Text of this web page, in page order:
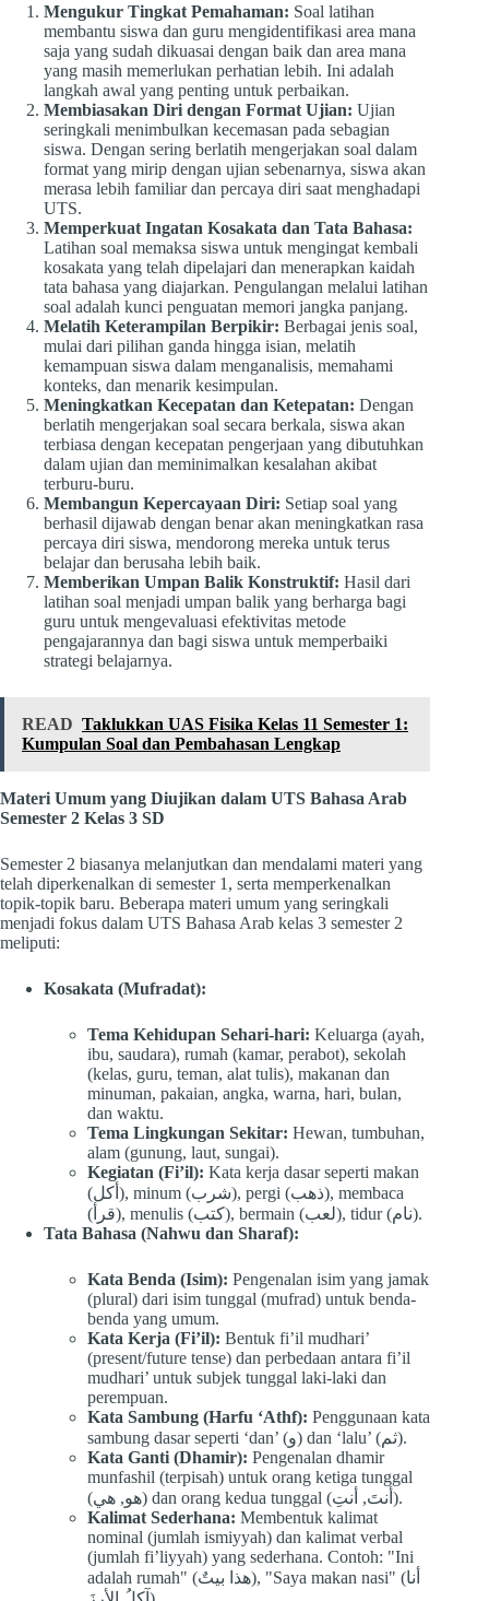
Mengukur Tingkat Pemahaman: Soal latihan
membantu siswa dan guru mengidentifikasi area mana
saja yang sudah dikuasai dengan baik dan area mana
yang masih memerlukan perhatian lebih. Ini adalah
langkah awal yang penting untuk perbaikan.
Membiasakan Diri dengan Format Ujian: Ujian
seringkali menimbulkan kecemasan pada sebagian
siswa. Dengan sering berlatih mengerjakan soal dalam
format yang mirip dengan ujian sebenarnya, siswa akan
merasa lebih familiar dan percaya diri saat menghadapi
UTS.
Memperkuat Ingatan Kosakata dan Tata Bahasa:
Latihan soal memaksa siswa untuk mengingat kembali
kosakata yang telah dipelajari dan menerapkan kaidah
tata bahasa yang diajarkan. Pengulangan melalui latihan
soal adalah kunci penguatan memori jangka panjang.
Melatih Keterampilan Berpikir: Berbagai jenis soal,
mulai dari pilihan ganda hingga isian, melatih
kemampuan siswa dalam menganalisis, memahami
konteks, dan menarik kesimpulan.
Meningkatkan Kecepatan dan Ketepatan: Dengan
berlatih mengerjakan soal secara berkala, siswa akan
terbiasa dengan kecepatan pengerjaan yang dibutuhkan
dalam ujian dan meminimalkan kesalahan akibat
terburu-buru.
Membangun Kepercayaan Diri: Setiap soal yang
berhasil dijawab dengan benar akan meningkatkan rasa
percaya diri siswa, mendorong mereka untuk terus
belajar dan berusaha lebih baik.
Memberikan Umpan Balik Konstruktif: Hasil dari
latihan soal menjadi umpan balik yang berharga bagi
guru untuk mengevaluasi efektivitas metode
pengajarannya dan bagi siswa untuk memperbaiki
strategi belajarnya.
READ Taklukkan UAS Fisika Kelas 11 Semester 1:
Kumpulan Soal dan Pembahasan Lengkap
Materi Umum yang Diujikan dalam UTS Bahasa Arab
Semester 2 Kelas 3 SD
Semester 2 biasanya melanjutkan dan mendalami materi yang
telah diperkenalkan di semester 1, serta memperkenalkan
topik-topik baru. Beberapa materi umum yang seringkali
menjadi fokus dalam UTS Bahasa Arab kelas 3 semester 2
meliputi:
Kosakata (Mufradat):
Tema Kehidupan Sehari-hari: Keluarga (ayah,
ibu, saudara), rumah (kamar, perabot), sekolah
(kelas, guru, teman, alat tulis), makanan dan
minuman, pakaian, angka, warna, hari, bulan,
dan waktu.
Tema Lingkungan Sekitar: Hewan, tumbuhan,
alam (gunung, laut, sungai).
Kegiatan (Fi’il): Kata kerja dasar seperti makan
(أكل), minum (شرب), pergi (ذهب), membaca
(قرأ), menulis (كتب), bermain (لعب), tidur (نام).
Tata Bahasa (Nahwu dan Sharaf):
Kata Benda (Isim): Pengenalan isim yang jamak
(plural) dari isim tunggal (mufrad) untuk benda-
benda yang umum.
Kata Kerja (Fi’il): Bentuk fi’il mudhari’
(present/future tense) dan perbedaan antara fi’il
mudhari’ untuk subjek tunggal laki-laki dan
perempuan.
Kata Sambung (Harfu ‘Athf): Penggunaan kata
sambung dasar seperti ‘dan’ (و) dan ‘lalu’ (ثم).
Kata Ganti (Dhamir): Pengenalan dhamir
munfashil (terpisah) untuk orang ketiga tunggal
(هو, هي) dan orang kedua tunggal (أنتَ, أنتِ).
Kalimat Sederhana: Membentuk kalimat
nominal (jumlah ismiyyah) dan kalimat verbal
(jumlah fi’liyyah) yang sederhana. Contoh: "Ini
adalah rumah" (هذا بيتٌ), "Saya makan nasi" (أنا